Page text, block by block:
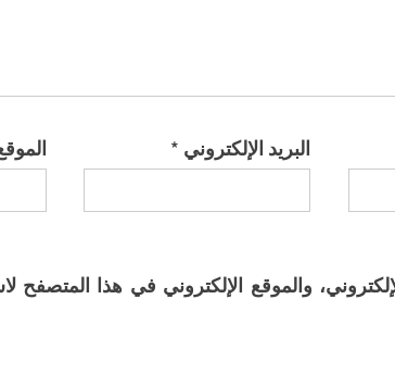
البريد الإلكتروني *
والموقع الإلكتروني في هذا المتصفح